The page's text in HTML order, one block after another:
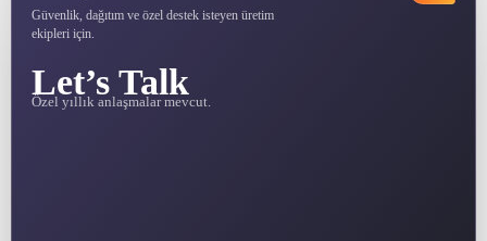
Güvenlik, dağıtım ve özel destek isteyen üretim
ekipleri için.
Let’s Talk
Özel yıllık anlaşmalar mevcut.